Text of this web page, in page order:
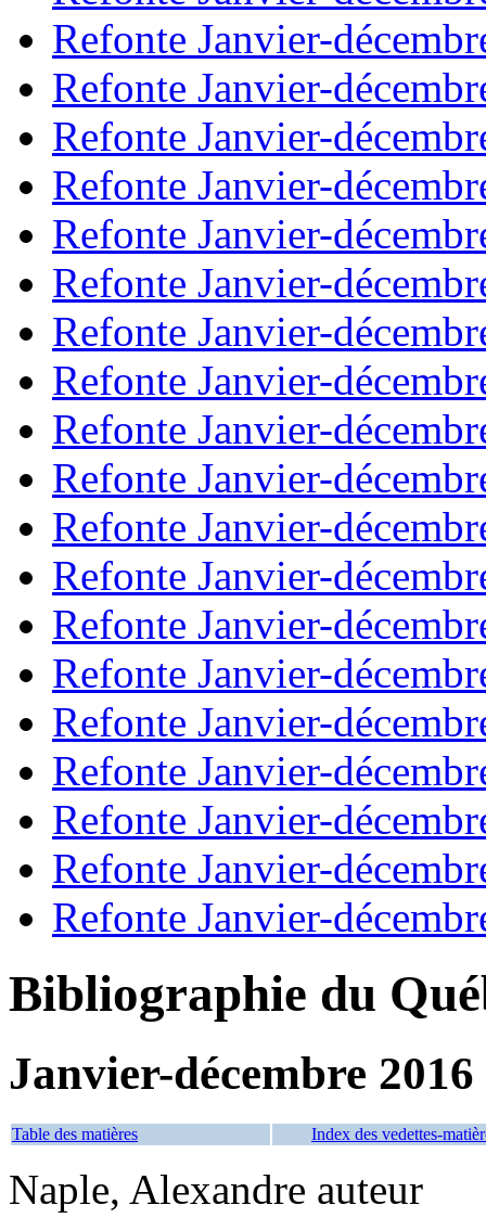
Refonte Janvier-
Refonte Janvier-
Refonte Janvier-
Refonte Janvier-
Refonte Janvier-
Refonte Janvier-
Refonte Janvier-
Refonte Janvier-
Refonte Janvier-
Refonte Janvier-
Refonte Janvier-
Refonte Janvier-
Refonte Janvier-
Refonte Janvier-
Refonte Janvier-
Refonte Janvier-
Refonte Janvier-
Refonte Janvier-
Refonte Janvier-
Bibliographie du
Janvier-décembre 2016
Table des matières Index des vedettes-
Naple, Alexandre auteur